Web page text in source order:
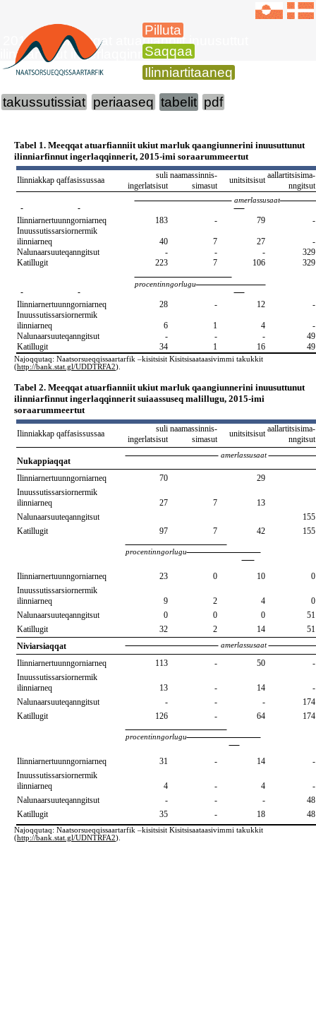
Pilluta
Saqqaa
Ilinniartitaaneq
2015-imi meeqqat atuarfianniit inuusuttut
ilinniarfiinut ingerlaqqinnerit
takussutissiat periaaseq tabelit pdf